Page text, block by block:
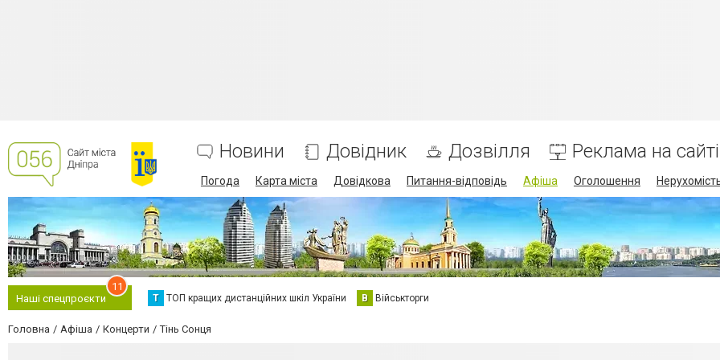
Новини Довідник Дозвілля Реклама на сайті
Погода Карта міста Довідкова Питання-відповідь Афіша Оголошення
Наші спецпроєкти
11
Т ТОП кращих дистанційних шкіл України В Військторги
Головна Афіша Концерти Тінь Сонця